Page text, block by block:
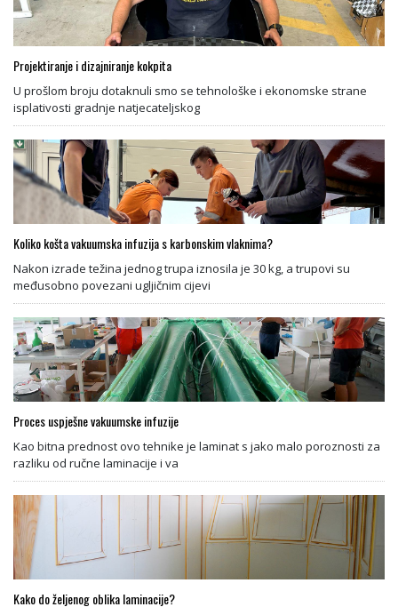
Projektiranje i dizajniranje kokpita
U prošlom broju dotaknuli smo se tehnološke i ekonomske strane
isplativosti gradnje natjecateljskog
Koliko košta vakuumska infuzija s karbonskim vlaknima?
Nakon izrade težina jednog trupa iznosila je 30 kg, a trupovi su
međusobno povezani ugljičnim cijevi
Proces uspješne vakuumske infuzije
Kao bitna prednost ovo tehnike je laminat s jako malo poroznosti za
razliku od ručne laminacije i va
Kako do željenog oblika laminacije?